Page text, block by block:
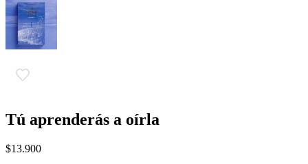
Tú aprenderás a oírla
$13.900